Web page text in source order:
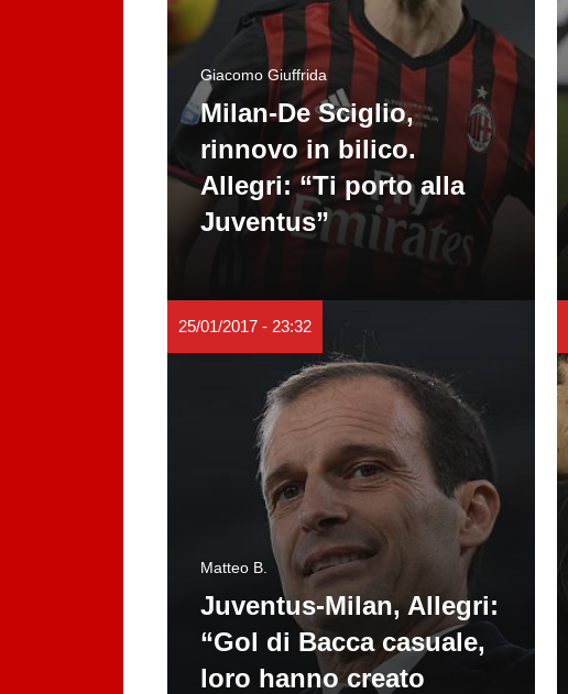
Giacomo Giuffrida
Milan-De Sciglio,
rinnovo in bilico.
Allegri: “Ti porto alla
Juventus”
25/01/2017 - 23:32
Matteo B.
Juventus-Milan, Allegri:
“Gol di Bacca casuale,
loro hanno creato